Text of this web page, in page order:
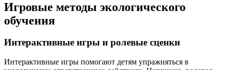
Игровые методы экологического
обучения
Интерактивные игры и ролевые сценки
Интерактивные игры помогают детям упражняться в